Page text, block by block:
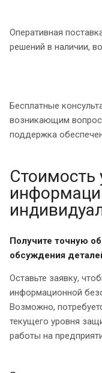
Оперативная
решений в наличии,
Бесплатные
возникающим
поддержка
Стоимость
Получите точную
обсуждения
Оставьте заявку,
информационной
Возможно,
текущего уровня
работы на